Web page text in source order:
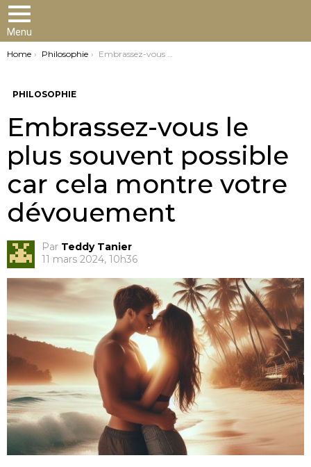
Menu
You are here:
Home Philosophie Embrassez-vous le plus souvent possible car cela montre votre dévouement
PHILOSOPHIE
Embrassez-vous le
plus souvent possible
car cela montre votre
dévouement
Par Teddy Tanier
11 mars 2024, 10h36